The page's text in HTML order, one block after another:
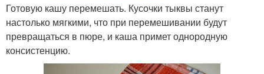
Готовую кашу перемешать. Кусочки тыквы станут
настолько мягкими, что при перемешивании будут
превращаться в пюре, и каша примет однородную
консистенцию.